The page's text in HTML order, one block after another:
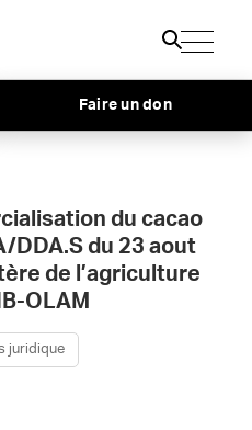
Faire un don
du cacao
DDA.S du 23 aout
de l’agriculture
OLAM
juridique